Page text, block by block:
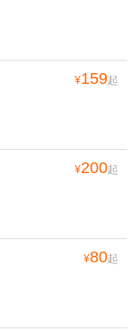
¥159起
¥200起
¥80起